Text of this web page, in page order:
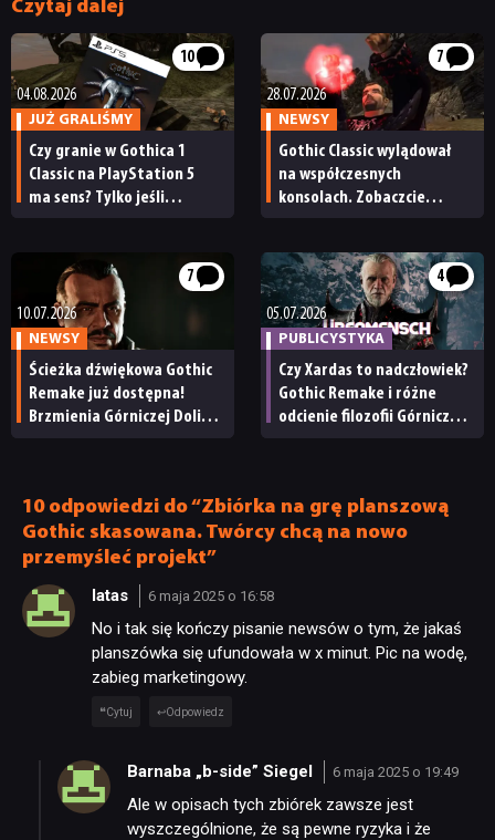
RECENZJE
PUBLICYSTYKA
KULTURA
RETRO
TECHNOLOGIE
DYSKUSJE
SKLEP
Czytaj dalej
10
04.08.2026
JUŻ GRALIŚMY
Czy granie w Gothica 1
Classic na PlayStation 5
ma sens? Tylko jeśli
7
28.07.2026
NEWSY
Gothic Classic wylądował
na współczesnych
konsolach. Zobaczcie
7
10.07.2026
NEWSY
Ścieżka dźwiękowa Gothic
Remake już dostępna!
Brzmienia Górniczej Doliny
4
05.07.2026
PUBLICYSTYKA
Czy Xardas to nadczłowiek?
Gothic Remake i różne
odcienie filozofii Górniczej
10 odpowiedzi do “Zbiórka na grę planszową
Gothic skasowana. Twórcy chcą na nowo
przemyśleć projekt”
latas 6 maja 2025 o 16:58
No i tak się kończy pisanie newsów o tym, że jakaś
planszówka się ufundowała w x minut. Pic na wodę,
zabieg marketingowy.
Cytuj Odpowiedz
Barnaba „b-side” Siegel 6 maja 2025 o 19:49
Ale w opisach tych zbiórek zawsze jest
wyszczególnione, że są pewne ryzyka i że